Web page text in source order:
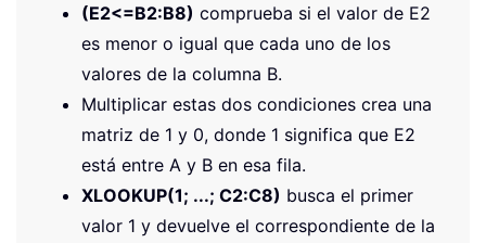
(E2<=B2:B8) comprueba si el valor de E2
es menor o igual que cada uno de los
valores de la columna B.
Multiplicar estas dos condiciones crea una
matriz de 1 y 0, donde 1 significa que E2
está entre A y B en esa fila.
XLOOKUP(1; ...; C2:C8) busca el primer
valor 1 y devuelve el correspondiente de la